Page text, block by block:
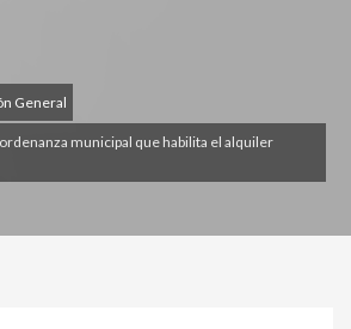
General
municipal que habilita el alquiler